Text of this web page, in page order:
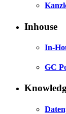
Inhouse
In-
GC